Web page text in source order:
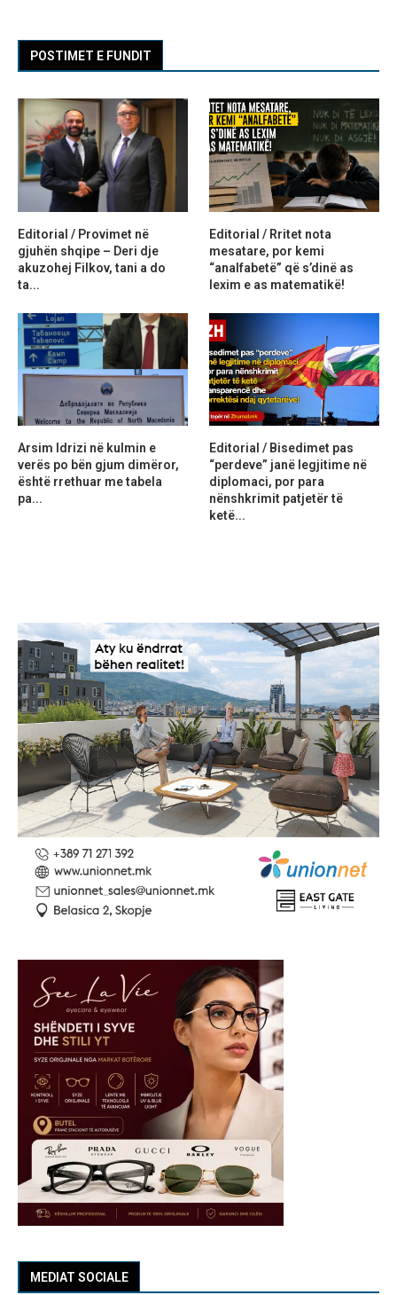
MEDIAT SOCIALE
POSTIMET E FUNDIT
Editorial / Provimet në
gjuhën shqipe – Deri dje
akuzohej Filkov, tani a do
ta...
Editorial / Rritet nota
mesatare, por kemi
“analfabetë” që s’dinë as
lexim e as matematikë!
Arsim Idrizi në kulmin e
verës po bën gjum dimëror,
është rrethuar me tabela
pa...
Editorial / Bisedimet pas
“perdeve” janë legjitime në
diplomaci, por para
nënshkrimit patjetër të
ketë...